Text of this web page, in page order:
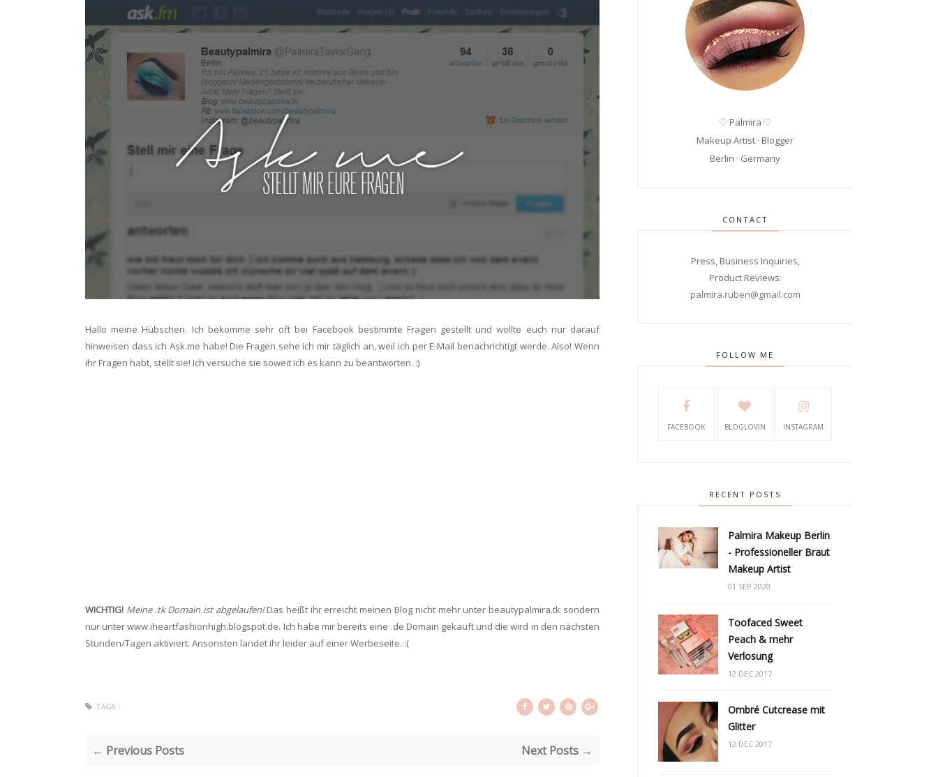
Hallo meine Hübschen. Ich bekomme sehr oft bei Facebook bestimmte Fragen gestellt und wollte euch nur darauf
hinweisen dass ich Ask.me habe! Die Fragen sehe ich mir täglich an, weil ich per E-Mail benachrichtigt werde. Also! Wenn
ihr Fragen habt, stellt sie! Ich versuche sie soweit ich es kann zu beantworten. :)
WICHTIG! Meine .tk Domain ist abgelaufen!Das heißt ihr erreicht meinen Blog nicht mehr unter beautypalmira.tk sondern
nur unter www.iheartfashionhigh.blogspot.de. Ich habe mir bereits eine .de Domain gekauft und die wird in den nächsten
Stunden/Tagen aktiviert. Ansonsten landet ihr leider auf einer Werbeseite. :(
TAGS :
← Previous Posts Next Posts →
♡ Palmira ♡
Makeup Artist · Blogger
Berlin · Germany
CONTACT
Press, Business Inquiries,
Product Reviews:
palmira.ruben@gmail.com
FOLLOW ME
FACEBOOK BLOGLOVIN INSTAGRAM
RECENT POSTS
Palmira Makeup Berlin
- Professioneller Braut
Makeup Artist
01 SEP 2020
Toofaced Sweet
Peach & mehr
Verlosung
12 DEC 2017
Ombré Cutcrease mit
Glitter
12 DEC 2017